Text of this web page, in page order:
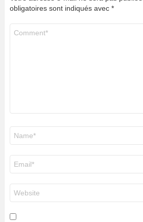
obligatoires sont indiqués avec *
mail
*
web